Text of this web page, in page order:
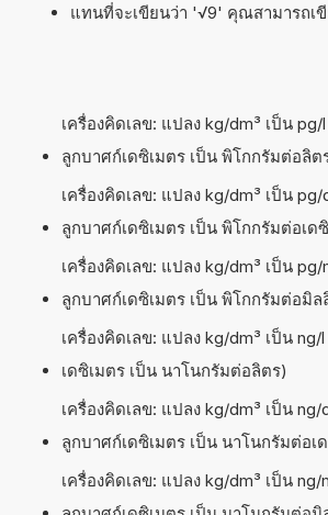
แทนที่จะเขียนว่า '√9' คุณสามารถเ
เครื่องคิดเลข: แปลง kg/dm³ เป็น
ลูกบาศก์เดซิเมตร เป็น พิโกกรัมต่อลิต
เครื่องคิดเลข: แปลง kg/dm³ เป็น
ลูกบาศก์เดซิเมตร เป็น พิโกกรัมต่อเด
เครื่องคิดเลข: แปลง kg/dm³ เป็น
ลูกบาศก์เดซิเมตร เป็น พิโกกรัมต่อมิล
เครื่องคิดเลข: แปลง kg/dm³ เป็น
เดซิเมตร เป็น นาโนกรัมต่อลิตร)
เครื่องคิดเลข: แปลง kg/dm³ เป็น
ลูกบาศก์เดซิเมตร เป็น นาโนกรัมต่อเ
เครื่องคิดเลข: แปลง kg/dm³ เป็น